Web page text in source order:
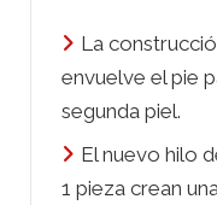
La
envuelve el pie
segunda piel.
El nuevo hilo
1 pieza crean